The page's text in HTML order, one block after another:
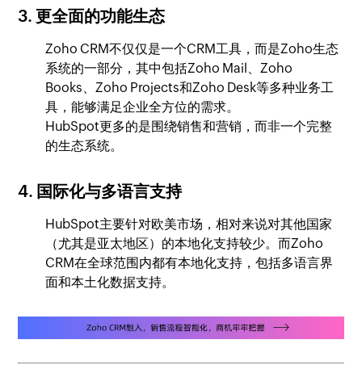
3. 更全面的功能生态
Zoho CRM不仅仅是一个CRM工具，而是Zoho生态
系统的一部分，其中包括Zoho Mail、Zoho
Books、Zoho Projects和Zoho Desk等多种业务工
具，能够满足企业全方位的需求。
HubSpot更多的是围绕销售和营销，而非一个完整
的生态系统。
4. 国际化与多语言支持
HubSpot主要针对欧美市场，相对来说对其他国家
（尤其是亚太地区）的本地化支持较少。而Zoho
CRM在全球范围内都有本地化支持，包括多语言界
面和本土化数据支持。